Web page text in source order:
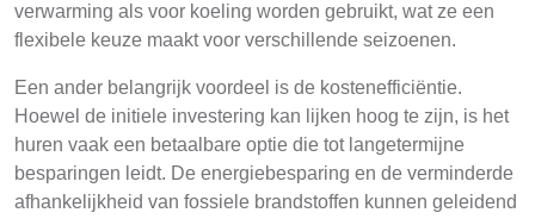
verwarming als voor koeling worden gebruikt, wat ze een
flexibele keuze maakt voor verschillende seizoenen.
Een ander belangrijk voordeel is de kostenefficiëntie.
Hoewel de initiele investering kan lijken hoog te zijn, is het
huren vaak een betaalbare optie die tot langetermijne
besparingen leidt. De energiebesparing en de verminderde
afhankelijkheid van fossiele brandstoffen kunnen geleidend